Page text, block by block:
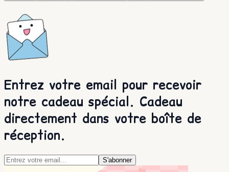
Entrez votre email pour recevoir
notre cadeau spécial. Cadeau
directement dans votre boîte de
réception.
S'abonner